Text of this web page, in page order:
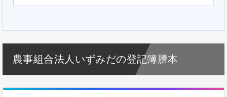
農事組合法人いずみだの登記簿謄本